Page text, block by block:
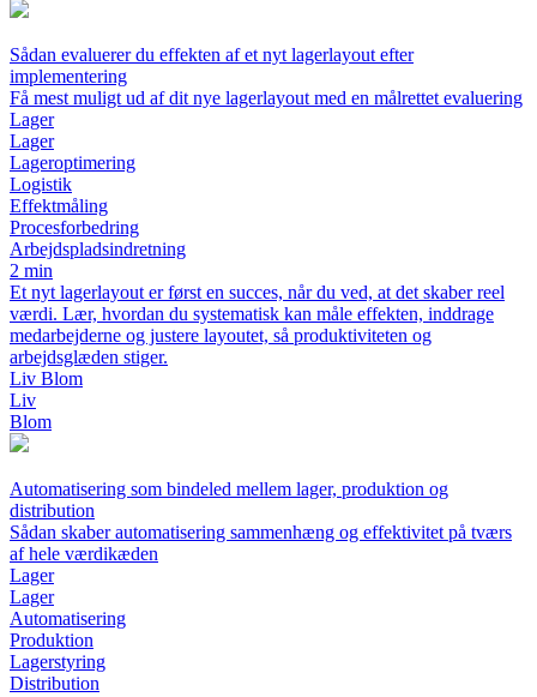
Sådan evaluerer du effekten af et nyt lagerlayout efter
implementering
Få mest muligt ud af dit nye lagerlayout med en målrettet evaluering
Lager
Lager
Lageroptimering
Logistik
Effektmåling
Procesforbedring
Arbejdspladsindretning
2 min
Et nyt lagerlayout er først en succes, når du ved, at det skaber reel
værdi. Lær, hvordan du systematisk kan måle effekten, inddrage
medarbejderne og justere layoutet, så produktiviteten og
arbejdsglæden stiger.
Liv Blom
Liv
Blom
Automatisering som bindeled mellem lager, produktion og
distribution
Sådan skaber automatisering sammenhæng og effektivitet på tværs
af hele værdikæden
Lager
Lager
Automatisering
Produktion
Lagerstyring
Distribution